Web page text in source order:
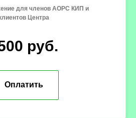
для членов АОРС КИП и
Центра
руб.
Оплатить